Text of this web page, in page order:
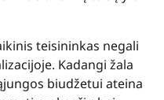
teisininkas negali
Kadangi žala
biudžetui ateina